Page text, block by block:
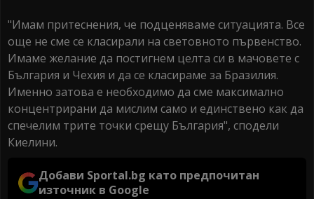
"Имам притеснения, че подценяваме ситуацията. Все
още не сме се класирали на световното първенство.
Имаме желание да постигнем целта си в мачовете с
България и Чехия и да се класираме за Бразилия.
Именно затова е необходимо да сме максимално
концентрирани да мислим само и единствено как да
спечелим трите точки срещу България", сподели
Киелини.
Добави Sportal.bg като предпочитан
източник в Google